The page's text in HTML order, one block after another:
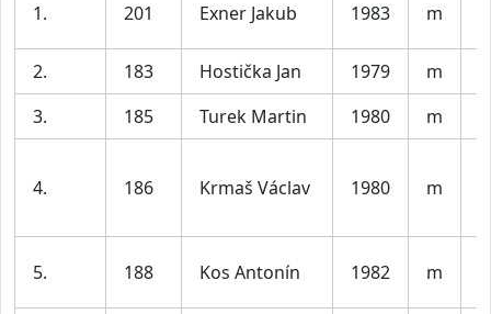
1. 201 Exner Jakub 1983 m
2.
183 Hostička Jan 1979 m
3.
185 Turek Martin 1980 m
4. 186 Krmaš Václav 1980 m
5. 188 Kos Antonín 1982 m